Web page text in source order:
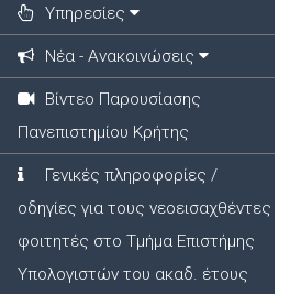
Υπηρεσίες
Νέα - Ανακοινώσεις
Βίντεο Παρουσίασης
Πανεπιστημίου Κρήτης
Γενικές πληροφορίες /
οδηγίες για τους νεοεισαχθέντες
φοιτητές στο Τμήμα Επιστήμης
Υπολογιστών του ακαδ. έτους